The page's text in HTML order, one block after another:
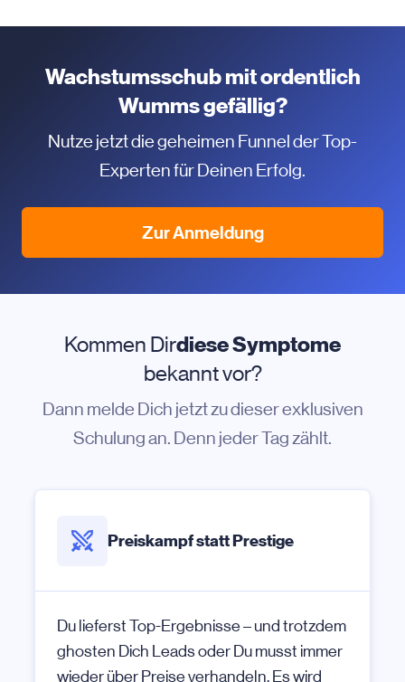
Wachstumsschub mit ordentlich
Wumms gefällig?
Nutze jetzt die geheimen Funnel der Top-
Experten für Deinen Erfolg.
Zur Anmeldung
Kommen Dirdiese Symptome
bekannt vor?
Dann melde Dich jetzt zu dieser exklusiven
Schulung an. Denn jeder Tag zählt.
Preiskampf statt Prestige
Du lieferst Top-Ergebnisse – und trotzdem
ghosten Dich Leads oder Du musst immer
wieder über Preise verhandeln. Es wird